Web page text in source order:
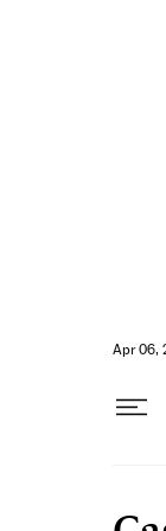
Apr 06,